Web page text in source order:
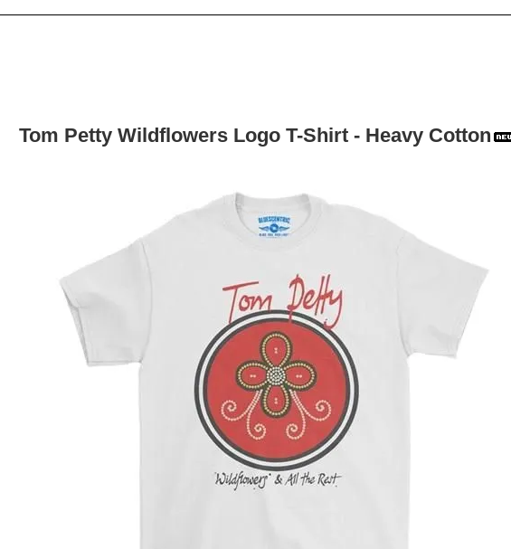
Tom Petty Wildflowers Logo T-Shirt - Heavy Cotton